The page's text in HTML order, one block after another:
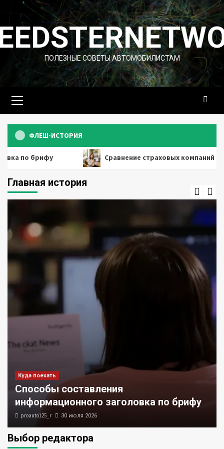
Перейти
содержимому
ПОЛЕЗНЫЕ СОВЕТЫ АВТОМОБИЛИСТАМ
меню
ФЛЕШ-ИСТОРИЯ
Сравнение страховых компаний 2026 по
Главная история
Куда поехать
Способы составления
информационного заголовка по брифу
proauto125_r 30 июля 2026
Выбор редактора
Новости авто